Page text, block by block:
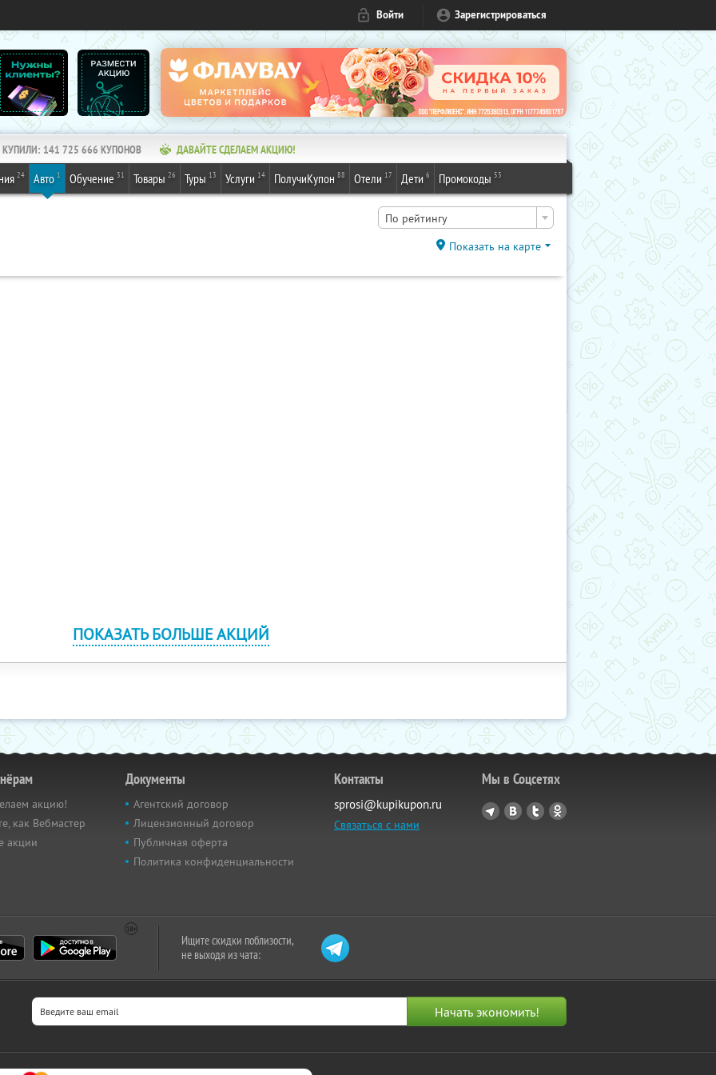
Войти Зарегистрироваться
КУПИЛИ: 141 725 666 КУПОНОВ ДАВАЙТЕ СДЕЛАЕМ АКЦИЮ!
24 Авто 1 Обучение 31 Товары 26 Туры 13 Услуги 14 ПолучиКупон 88 Отели 17 Дети 6 Промокоды 53
По рейтингу
Показать на карте
ПОКАЗАТЬ БОЛЬШЕ АКЦИЙ
акцию!
как Вебмастер
акции
Документы
Агентский договор
Лицензионный договор
Публичная оферта
Политика конфиденциальности
Контакты
sprosi@kupikupon.ru
Связаться с нами
Мы в Соцсетях
Ищите скидки поблизости,
не выходя из чата: